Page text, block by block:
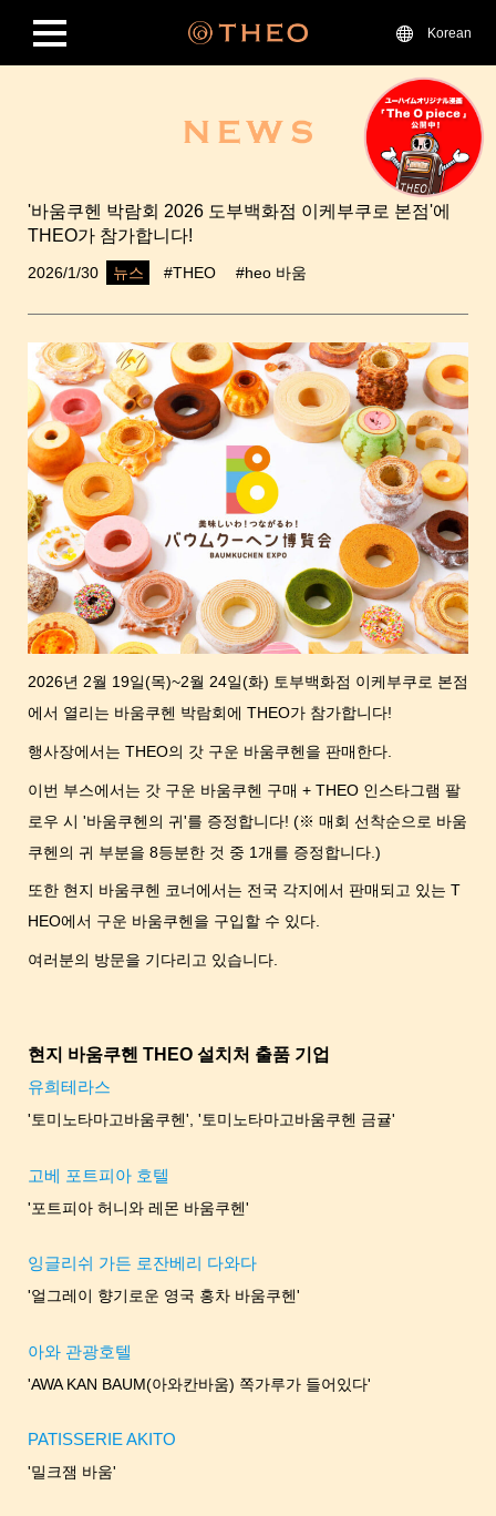
Korean
'바움쿠헨 박람회 2026 도부백화점 이케부쿠로 본점'에
THEO가 참가합니다!
2026/1/30 뉴스 #THEO #heo 바움
2026년 2월 19일(목)~2월 24일(화) 토부백화점 이케부쿠로 본점
에서 열리는 바움쿠헨 박람회에 THEO가 참가합니다!
행사장에서는 THEO의 갓 구운 바움쿠헨을 판매한다.
이번 부스에서는 갓 구운 바움쿠헨 구매 + THEO 인스타그램 팔
로우 시 '바움쿠헨의 귀'를 증정합니다! (※ 매회 선착순으로 바움
쿠헨의 귀 부분을 8등분한 것 중 1개를 증정합니다.)
또한 현지 바움쿠헨 코너에서는 전국 각지에서 판매되고 있는 T
HEO에서 구운 바움쿠헨을 구입할 수 있다.
여러분의 방문을 기다리고 있습니다.
현지 바움쿠헨 THEO 설치처 출품 기업
유희테라스
'토미노타마고바움쿠헨', '토미노타마고바움쿠헨 금귤'
고베 포트피아 호텔
'포트피아 허니와 레몬 바움쿠헨'
잉글리쉬 가든 로잔베리 다와다
'얼그레이 향기로운 영국 홍차 바움쿠헨'
아와 관광호텔
'AWA KAN BAUM(아와칸바움) 쪽가루가 들어있다'
PATISSERIE AKITO
'밀크잼 바움'